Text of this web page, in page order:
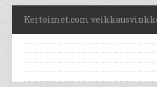
Kertoimet.com